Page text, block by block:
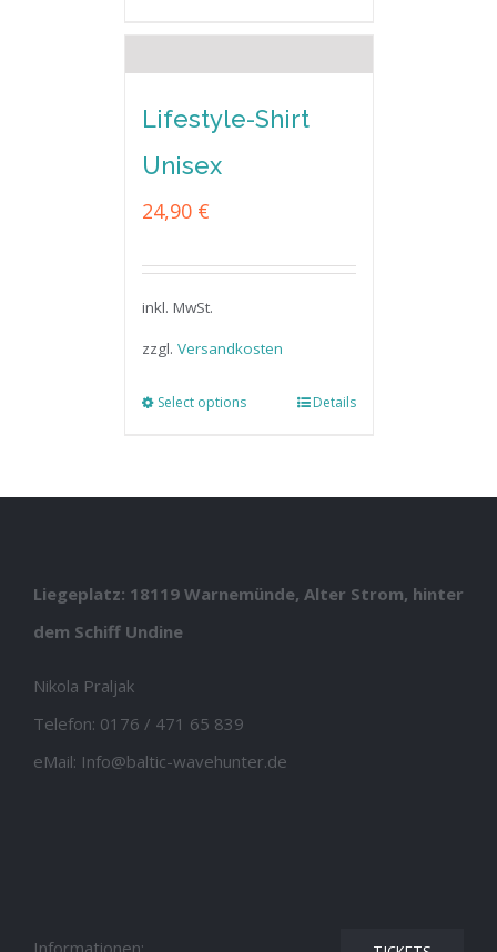
Lifestyle-Shirt
Unisex
24,90 €
inkl. MwSt.
zzgl. Versandkosten
Select options Details
Liegeplatz: 18119 Warnemünde, Alter Strom, hinter
dem Schiff Undine
Nikola Praljak
Telefon: 0176 / 471 65 839
eMail: Info@baltic-wavehunter.de
Informationen: